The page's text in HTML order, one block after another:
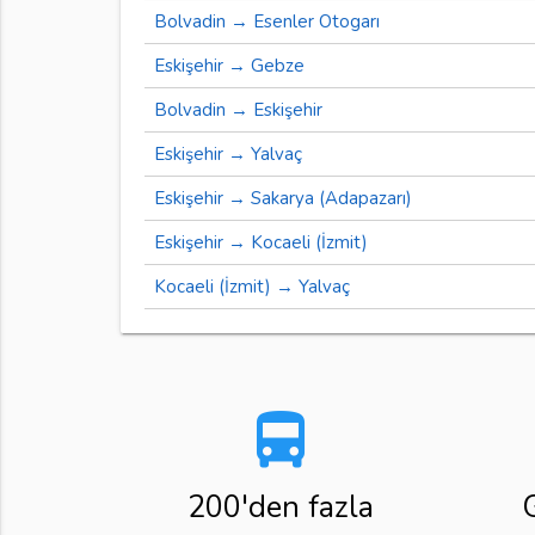
Bolvadin → Esenler Otogarı
Eskişehir → Gebze
Bolvadin → Eskişehir
Eskişehir → Yalvaç
Eskişehir → Sakarya (Adapazarı)
Eskişehir → Kocaeli (İzmit)
Kocaeli (İzmit) → Yalvaç
directions_bus
200'den fazla